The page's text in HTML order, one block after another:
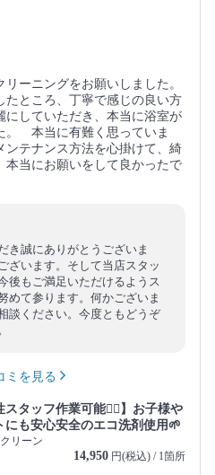
ーニングをお願いしました。
たところ、丁寧で感じの良い方
していただき、本当に浴室が
。 本当に有難く思っていま
テナンス方法を心掛けて、綺
当にお願いをして良かったで
き誠にありがとうございま
ざいます。そして当店スタッ
後もご満足いただけるようス
めて参ります。何かございま
談ください。今度ともどうぞ
ミを見る
スタッフ作業可能🙆‍♀️】お子様や
にも安心安全のエコ洗剤使用🌱
リーン
14,950 円(税込) / 1箇所